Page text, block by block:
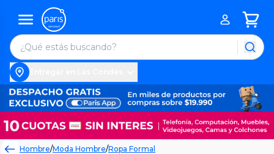
Hombre/Moda Hombre/Ropa Formal